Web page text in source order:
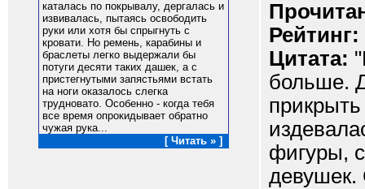
каталась по покрывалу, дергалась и
извивалась, пытаясь освободить
руки или хотя бы спрыгнуть с
кровати. Но ремень, карабины и
браслеты легко выдержали бы
потуги десяти таких дашек, а с
пристегнутыми запястьями встать
на ноги оказалось слегка
трудновато. Особенно - когда тебя
все время опрокидывает обратно
чужая рука...
[ Читать » ]
Рейтинг:
Цитата:
больше.
фигуры,
девушек.